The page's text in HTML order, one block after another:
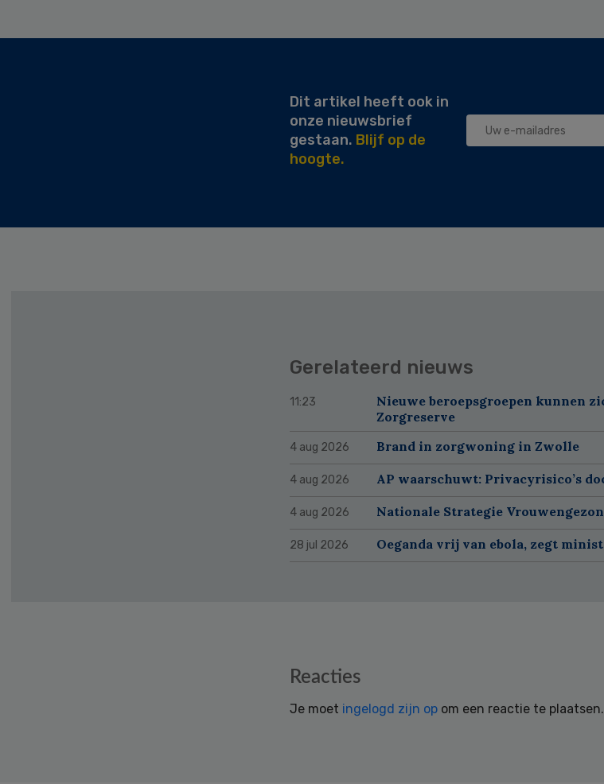
Dit artikel heeft ook in
onze nieuwsbrief
gestaan. Blijf op de
hoogte.
Gerelateerd nieuws
11:23
Nieuwe beroepsgroepen kunnen
Zorgreserve
4 aug 2026 Brand in zorgwoning in Zwolle
4 aug 2026 AP waarschuwt: Privacyrisico’s
4 aug 2026 Nationale Strategie
28 jul 2026 Oeganda vrij van ebola, zegt
Reacties
Je moet ingelogd zijn op om een reactie te plaatsen.